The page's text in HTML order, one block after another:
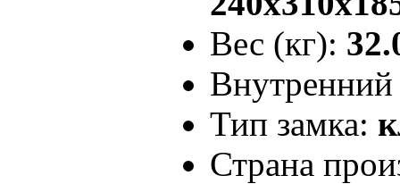
Вес (кг):
Тип замка:
Страна